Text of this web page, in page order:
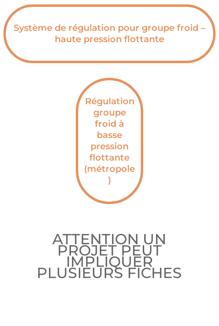
Système de régulation pour groupe froid –
haute pression flottante
Régulation
groupe
froid à
basse
pression
flottante
(métropole
)
ATTENTION UN
PROJET PEUT
IMPLIQUER
PLUSIEURS FICHES